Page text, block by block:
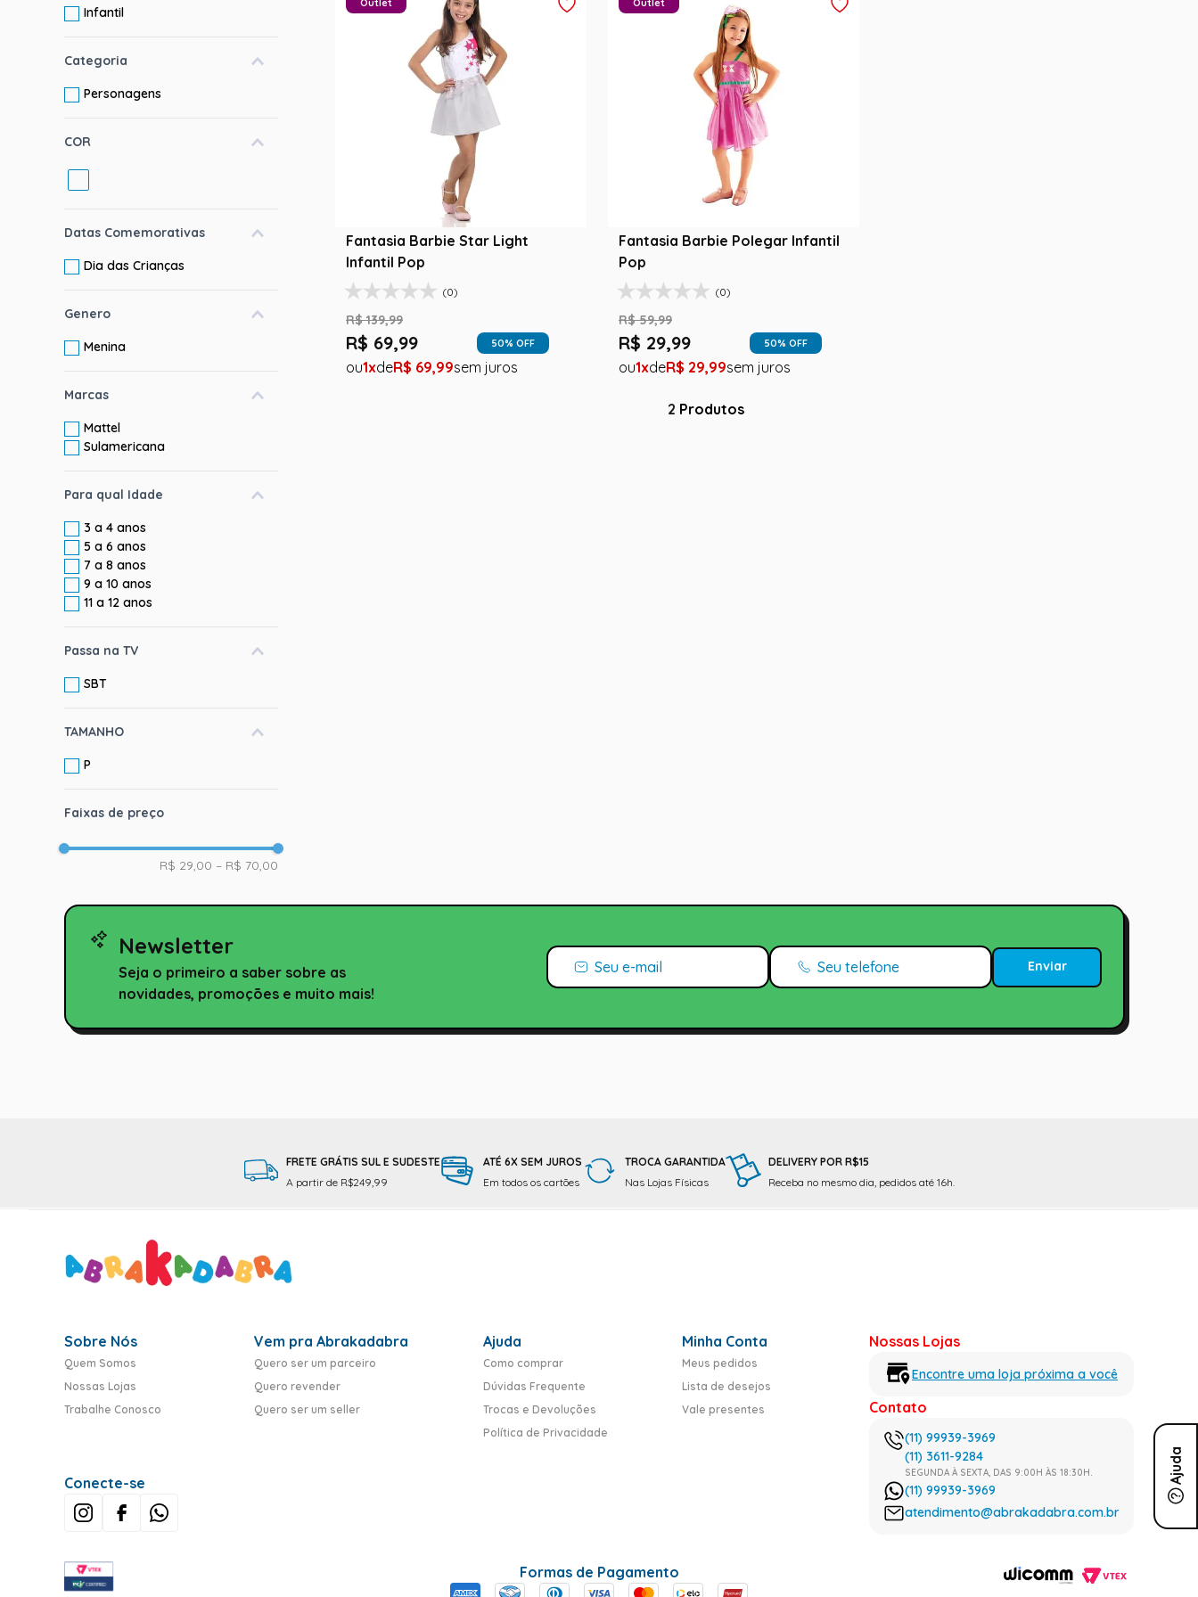
Infantil
Categoria
Personagens
COR
Datas Comemorativas
Dia das Crianças
Genero
Menina
Marcas
Mattel
Sulamericana
Para qual Idade
3 a 4 anos
5 a 6 anos
7 a 8 anos
9 a 10 anos
11 a 12 anos
Passa na TV
SBT
TAMANHO
P
Faixas de preço
R$ 29,00 – R$ 70,00
Fantasia Barbie Star Light
Infantil Pop
(0)
Outlet
R$ 139,99
R$ 69,99 50% OFF
1 R$ 69,99
Fantasia Barbie Polegar Infantil
Pop
(0)
Outlet
R$ 59,99
R$ 29,99 50% OFF
1 R$ 29,99
2 Produtos
Newsletter
Seja o primeiro a saber sobre as
novidades, promoções e muito mais!
Enviar
Ajuda
FRETE GRÁTIS SUL E SUDESTE
A partir de R$249,99
ATÉ 6X SEM JUROS
Em todos os cartões
TROCA GARANTIDA
Nas Lojas Físicas
DELIVERY POR R$15
Receba no mesmo dia, pedidos até 16h.
Sobre Nós
Quem Somos
Nossas Lojas
Trabalhe Conosco
Conecte-se
Vem pra Abrakadabra
Quero ser um parceiro
Quero revender
Quero ser um seller
Ajuda
Como comprar
Dúvidas Frequente
Trocas e Devoluções
Política de Privacidade
Minha Conta
Meus pedidos
Lista de desejos
Vale presentes
Nossas Lojas
Encontre uma loja próxima a você
Contato
(11) 99939-3969
(11) 3611-9284
SEGUNDA À SEXTA, DAS 9:00H ÀS 18:30H.
(11) 99939-3969
atendimento@abrakadabra.com.br
Formas de Pagamento